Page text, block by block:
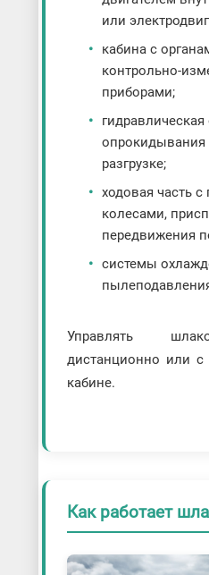
или
кабина с
контрольно-
приборами;
опрокидывания
разгрузке;
ходовая часть
колесами,
передвижения
системы
Управлять
дистанционно или с
кабине.
Как работает